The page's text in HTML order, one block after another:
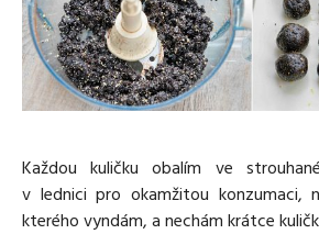
Každou kuličku obalím ve
v lednici pro okamžitou konzumaci,
kterého vyndám, a nechám krátce